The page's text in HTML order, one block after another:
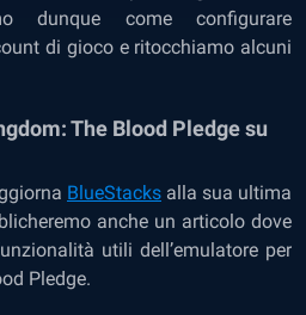
dunque come configurare
di gioco e ritocchiamo alcuni
The Blood Pledge su
BlueStacks alla sua ultima
anche un articolo dove
utili dell’emulatore per
Pledge.